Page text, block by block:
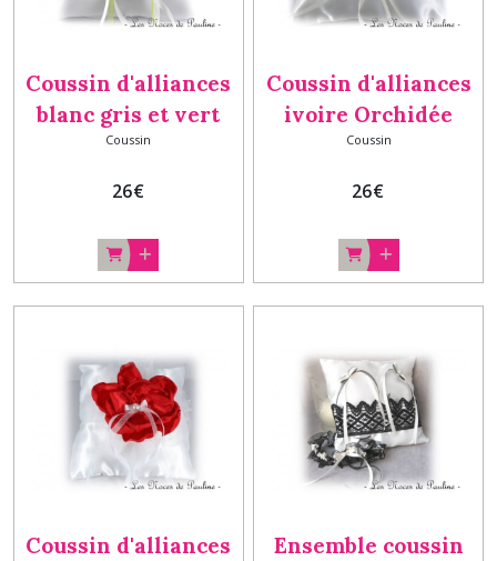
Coussin d'alliances
blanc gris et vert
Rose a
Coussin
26€
Coussin d'alliances
ivoire Orchidée
Coussin
26€
Coussin d'alliances
Ensemble coussin